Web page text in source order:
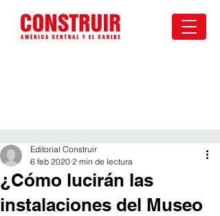
¿Cómo lucirán las
instalaciones del Museo
Editorial Construir
6 feb 2020 2 min de lectura